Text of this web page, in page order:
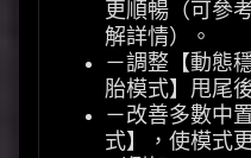
更順暢（可參
解詳情）。
－調整【動態
胎模式】甩尾
－改善多數中
式】，使模式